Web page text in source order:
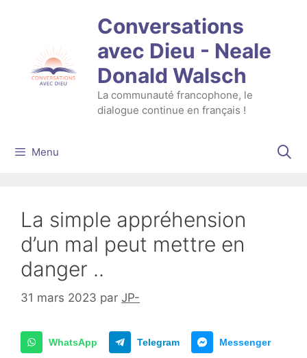
Conversations
avec Dieu - Neale
Donald Walsch
La communauté francophone, le
dialogue continue en français !
Menu
La simple appréhension
d’un mal peut mettre en
danger ..
31 mars 2023 par JP-
WhatsApp Telegram Messenger